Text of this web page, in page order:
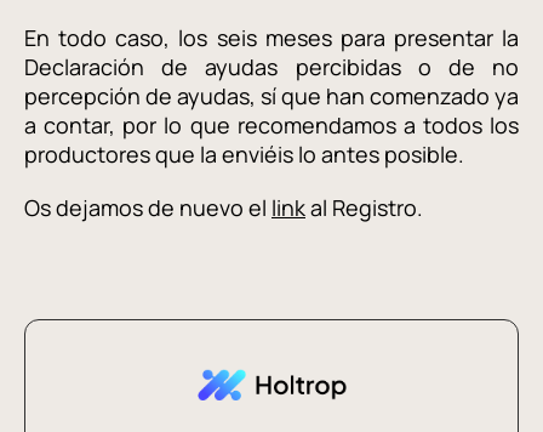
En todo caso, los seis meses para presentar la
Declaración de ayudas percibidas o de no
percepción de ayudas, sí que han comenzado ya
a contar, por lo que recomendamos a todos los
productores que la enviéis lo antes posible.
Os dejamos de nuevo el linkal Registro.